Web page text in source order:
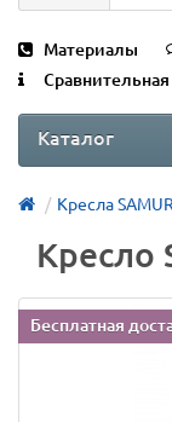
Материалы
Каталог
Кресла
Кресло
Бесплатная